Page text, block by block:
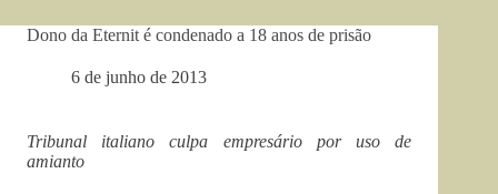
Dono da Eternit é condenado a 18 anos de prisão
6 de junho de 2013
Tribunal italiano culpa empresário por uso de
amianto